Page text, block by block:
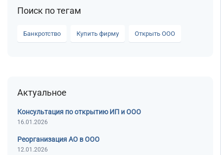
Поиск по тегам
Банкротство Купить фирму Открыть ООО
Актуальное
Консультация по открытию ИП и ООО
16.01.2026
Реорганизация АО в ООО
12.01.2026